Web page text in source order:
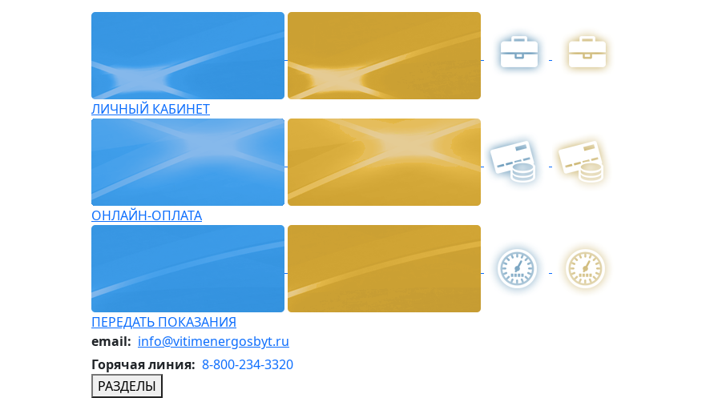
ЛИЧНЫЙ КАБИНЕТ
ОНЛАЙН-ОПЛАТА
ПЕРЕДАТЬ ПОКАЗАНИЯ
email: info@vitimenergosbyt.ru
Горячая линия: 8-800-234-3320
РАЗДЕЛЫ